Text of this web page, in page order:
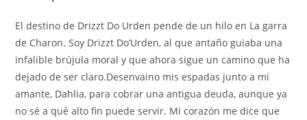
El destino de Drizzt Do Urden pende de un hilo en La garra
de Charon. Soy Drizzt Do’Urden, al que antaño guiaba una
infalible brújula moral y que ahora sigue un camino que ha
dejado de ser claro.Desenvaino mis espadas junto a mi
amante, Dahlia, para cobrar una antigua deuda, aunque ya
no sé a qué alto fin puede servir. Mi corazón me dice que